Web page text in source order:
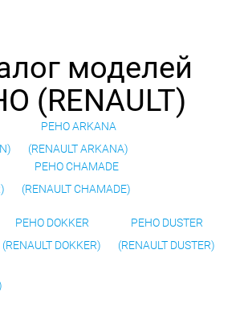
моделей
(RENAULT)
РЕНО ARKANA
(RENAULT ARKANA)
РЕНО CHAMADE
(RENAULT CHAMADE)
РЕНО DOKKER
(RENAULT DOKKER)
РЕНО DUSTER
(RENAULT DUSTER)